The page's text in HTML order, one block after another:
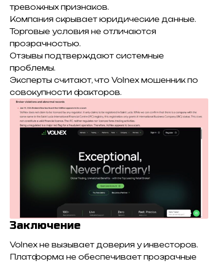
тревожных признаков.
Компания скрывает юридические данные.
Торговые условия не отличаются
прозрачностью.
Отзывы подтверждают системные
проблемы.
Эксперты считают, что Volnex мошенник по
совокупности факторов.
Заключение
Volnex не вызывает доверия у инвесторов.
Платформа не обеспечивает прозрачные